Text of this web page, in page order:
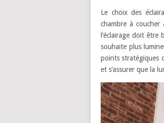
Le choix des
chambre à coucher
l’éclairage doit
souhaite plus
points stratégiques
et s’assurer que la